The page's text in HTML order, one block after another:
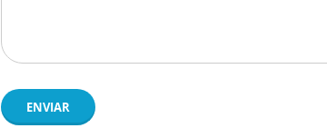
ENVIAR